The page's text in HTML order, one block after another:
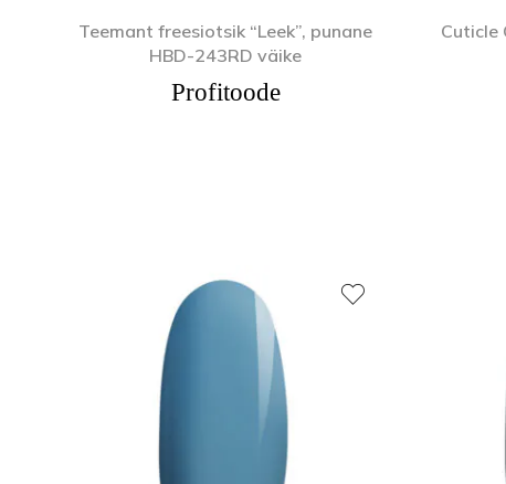
Teemant freesiotsik “Leek”, punane
HBD-243RD väike
Profitoode
Cuticle